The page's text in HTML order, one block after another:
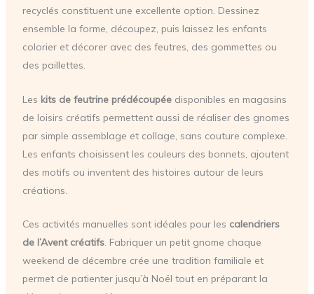
recyclés constituent une excellente option. Dessinez
ensemble la forme, découpez, puis laissez les enfants
colorier et décorer avec des feutres, des gommettes ou
des paillettes.
Les kits de feutrine prédécoupéedisponibles en magasins
de loisirs créatifs permettent aussi de réaliser des gnomes
par simple assemblage et collage, sans couture complexe.
Les enfants choisissent les couleurs des bonnets, ajoutent
des motifs ou inventent des histoires autour de leurs
créations.
Ces activités manuelles sont idéales pour les calendriers
de l’Avent créatifs. Fabriquer un petit gnome chaque
weekend de décembre crée une tradition familiale et
permet de patienter jusqu’à Noël tout en préparant la